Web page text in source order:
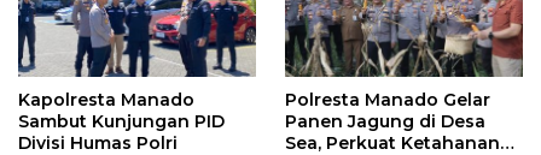
Kapolresta Manado
Sambut Kunjungan PID
Divisi Humas Polri
Polresta Manado Gelar
Panen Jagung di Desa
Sea, Perkuat Ketahanan